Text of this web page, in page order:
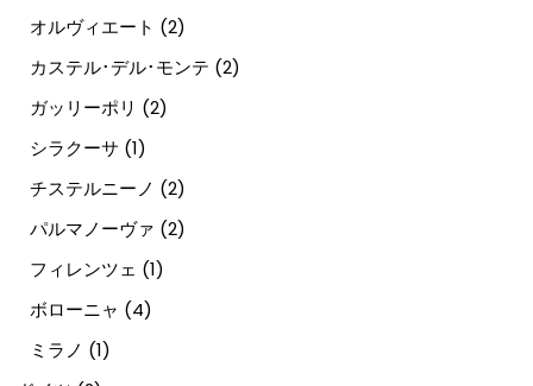
オルヴィエート (2)
カステル･デル･モンテ (2)
ガッリーポリ (2)
シラクーサ (1)
チステルニーノ (2)
パルマノーヴァ (2)
フィレンツェ (1)
ボローニャ (4)
ミラノ (1)